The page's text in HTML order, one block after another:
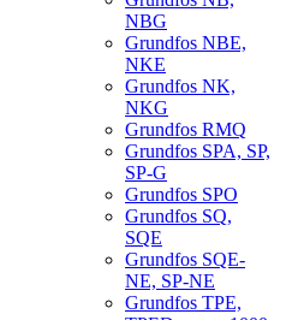
NBG
Grundfos NBE,
NKE
Grundfos NK,
NKG
Grundfos RMQ
Grundfos SPA, SP,
SP-G
Grundfos SPO
Grundfos SQ,
SQE
Grundfos SQE-
NE, SP-NE
Grundfos TPE,